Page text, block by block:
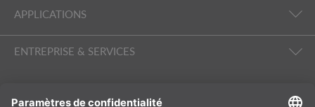
APPLICATIONS
ENTREPRISE & SERVICES